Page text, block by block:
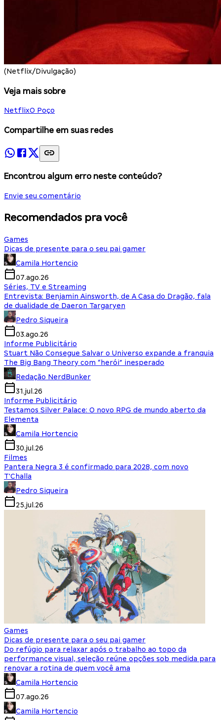
(Netflix/Divulgação)
Veja mais sobre
NetflixO Poço
Compartilhe em suas redes
Encontrou algum erro neste conteúdo?
Envie seu comentário
Recomendados pra você
Games
Dicas de presente para o seu pai gamer
Camila Hortencio
07.ago.26
Séries, TV e Streaming
Entrevista: Benjamin Ainsworth, de A Casa do Dragão, fala
de dualidade de Daeron Targaryen
Pedro Siqueira
03.ago.26
Informe Publicitário
Stuart Não Consegue Salvar o Universo expande a franquia
The Big Bang Theory com “herói” inesperado
Redação NerdBunker
31.jul.26
Informe Publicitário
Testamos Silver Palace: O novo RPG de mundo aberto da
Elementa
Camila Hortencio
30.jul.26
Filmes
Pantera Negra 3 é confirmado para 2028, com novo
T'Challa
Pedro Siqueira
25.jul.26
Games
Dicas de presente para o seu pai gamer
Do refúgio para relaxar após o trabalho ao topo da
performance visual, seleção reúne opções sob medida para
renovar a rotina de quem você ama
Camila Hortencio
07.ago.26
Camila Hortencio